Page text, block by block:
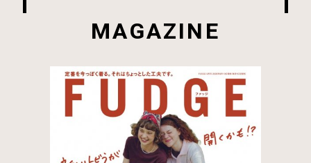
MAGAZINE